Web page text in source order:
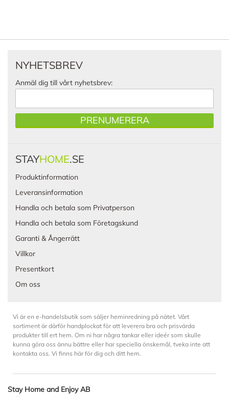
NYHETSBREV
Anmäl dig till vårt nyhetsbrev:
PRENUMERERA
STAYHOME.SE
Produktinformation
Leveransinformation
Handla och betala som Privatperson
Handla och betala som Företagskund
Garanti & Ångerrätt
Villkor
Presentkort
Om oss
Vi är en e-handelsbutik som säljer heminredning på nätet. Vårt
sortiment är därför handplockat för att leverera bra och prisvärda
produkter till ert hem. Om ni har några tankar eller ideér som skulle
kunna göra oss ännu bättre eller har speciella önskemål, tveka inte att
kontakta oss. Vi finns här för dig och ditt hem.
Stay Home and Enjoy AB